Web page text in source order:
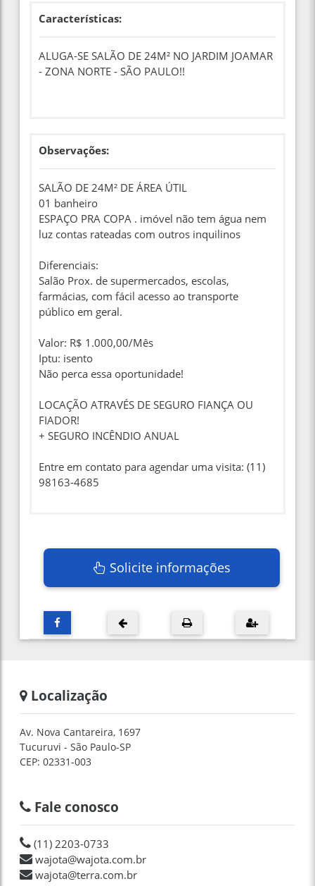
Características:
ALUGA-SE SALÃO DE 24M² NO JARDIM JOAMAR
- ZONA NORTE - SÃO PAULO!!
Observações:
SALÃO DE 24M² DE ÁREA ÚTIL
01 banheiro
ESPAÇO PRA COPA . imóvel não tem água nem
luz contas rateadas com outros inquilinos
Diferenciais:
Salão Prox. de supermercados, escolas,
farmácias, com fácil acesso ao transporte
público em geral.
Valor: R$ 1.000,00/Mês
Iptu: isento
Não perca essa oportunidade!
LOCAÇÃO ATRAVÉS DE SEGURO FIANÇA OU
FIADOR!
+ SEGURO INCÊNDIO ANUAL
Entre em contato para agendar uma visita: (11)
98163-4685
Solicite informações
Localização
Av. Nova Cantareira, 1697
Tucuruvi - São Paulo-SP
CEP: 02331-003
Fale conosco
(11) 2203-0733
wajota@wajota.com.br
wajota@terra.com.br